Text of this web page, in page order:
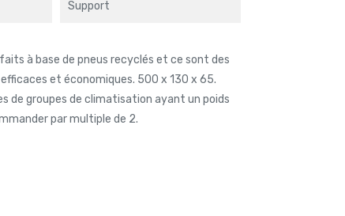
Support
à base de pneus recyclés et ce sont des
et économiques. 500 x 130 x 65.
de groupes de climatisation ayant un poids
par multiple de 2.